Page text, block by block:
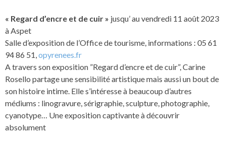
« Regard d’encre et de cuir » jusqu’ au vendredi 11 août 2023
à Aspet
Salle d’exposition de l’Office de tourisme, informations : 05 61
94 86 51,opyrenees.fr
A travers son exposition ”Regard d’encre et de cuir”, Carine
Rosello partage une sensibilité artistique mais aussi un bout de
son histoire intime. Elle s’intéresse à beaucoup d’autres
médiums : linogravure, sérigraphie, sculpture, photographie,
cyanotype… Une exposition captivante à découvrir
absolument